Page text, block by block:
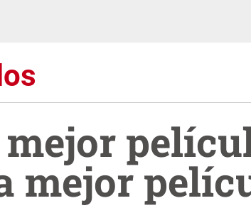
mejor
mejor